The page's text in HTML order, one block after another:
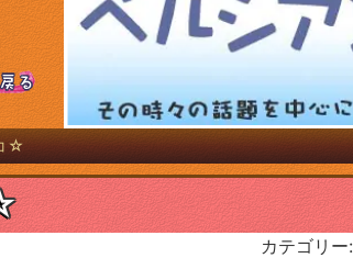
☆
カテゴリー: